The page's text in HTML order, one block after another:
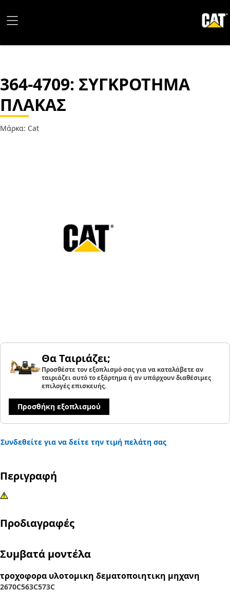
364-4709: ΣΥΓΚΡΟΤΗΜΑ
ΠΛΑΚΑΣ
Μάρκα: Cat
Θα Ταιριάζει;
Προσθέστε τον εξοπλισμό σας για να καταλάβετε αν
ταιριάζει αυτό το εξάρτημα ή αν υπάρχουν διαθέσιμες
επιλογές επισκευής.
Προσθήκη εξοπλισμού
Συνδεθείτε για να δείτε την τιμή πελάτη σας
Περιγραφή
Προδιαγραφές
Συμβατά μοντέλα
τροχοφορα υλοτομικη δεματοποιητικη μηχανη
2670C563C573C